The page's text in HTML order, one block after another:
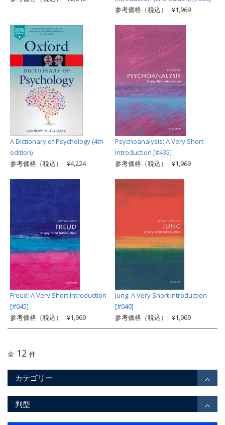
参考価格（税込）: ¥1,969
A Dictionary of Psychology (4th
edition)
参考価格（税込）: ¥4,224
Psychoanalysis: A Very Short
Introduction [#435]
参考価格（税込）: ¥1,969
Freud: A Very Short Introduction
[#045]
参考価格（税込）: ¥1,969
Jung: A Very Short Introduction
[#040]
参考価格（税込）: ¥1,969
全 12 件
カテゴリー
判型